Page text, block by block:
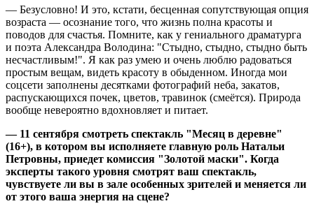
— Безусловно! И это, кстати, бесценная сопутствующая опция
возраста — осознание того, что жизнь полна красоты и
поводов для счастья. Помните, как у гениального драматурга
и поэта Александра Володина: "Стыдно, стыдно, стыдно быть
несчастливым!". Я как раз умею и очень люблю радоваться
простым вещам, видеть красоту в обыденном. Иногда мои
соцсети заполнены десятками фотографий неба, закатов,
распускающихся почек, цветов, травинок (смеётся). Природа
вообще невероятно вдохновляет и питает.
— 11 сентября смотреть спектакль "Месяц в деревне"
(16+), в котором вы исполняете главную роль Натальи
Петровны, приедет комиссия "Золотой маски". Когда
эксперты такого уровня смотрят ваш спектакль,
чувствуете ли вы в зале особенных зрителей и меняется ли
от этого ваша энергия на сцене?